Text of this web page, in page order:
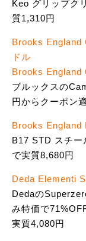
Keo グリップク
質1,310円
Brooks England
ドル
Brooks England
ブルックスの
円からクーポン
Brooks England
B17 STD スチー
で実質8,680円
Deda Elementi
Dedaの
み特価で
実質4,080円